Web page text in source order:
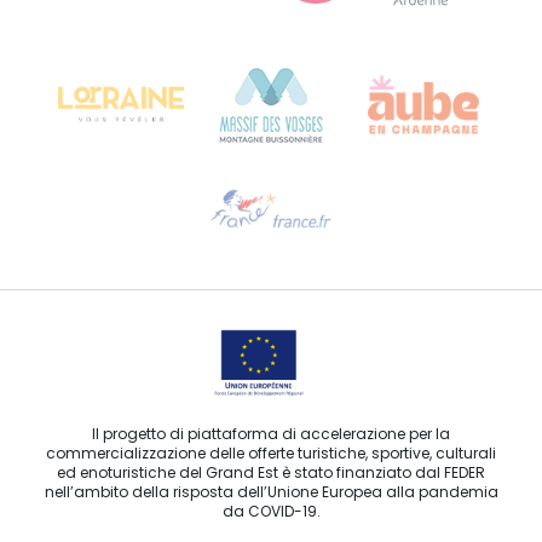
Bureau de Colmar (sede operativa)
Contattaci per e-mail
Il progetto di piattaforma di accelerazione per la
commercializzazione delle offerte turistiche, sportive, culturali
ed enoturistiche del Grand Est è stato finanziato dal FEDER
nell’ambito della risposta dell’Unione Europea alla pandemia
da COVID-19.